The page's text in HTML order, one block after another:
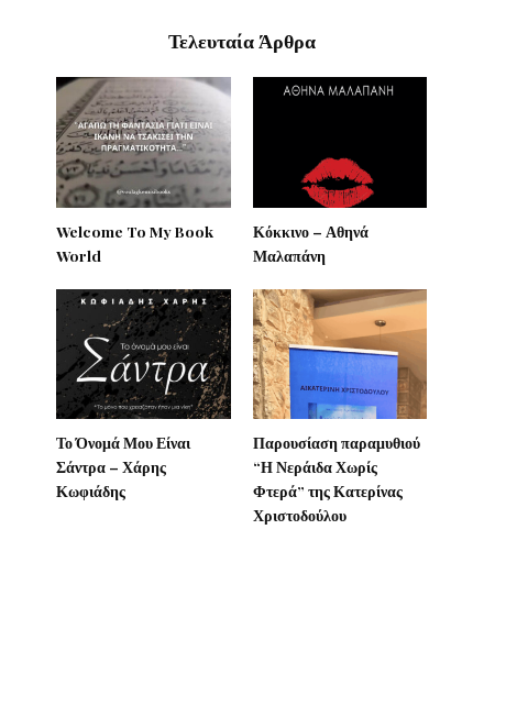
Τελευταία Άρθρα
Welcome To My Book
World
Κόκκινο – Αθηνά
Μαλαπάνη
Το Όνομά Μου Είναι
Σάντρα – Χάρης
Κωφιάδης
Παρουσίαση παραμυθιού
“Η Νεράιδα Χωρίς
Φτερά” της Κατερίνας
Χριστοδούλου